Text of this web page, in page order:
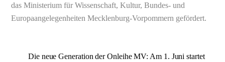
das Ministerium für Wissenschaft, Kultur, Bundes- und
Europaangelegenheiten Mecklenburg-Vorpommern gefördert.
Die neue Generation der Onleihe MV: Am 1. Juni startet